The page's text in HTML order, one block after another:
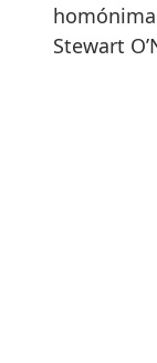
Stewart